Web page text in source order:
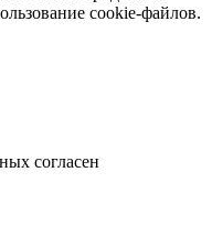
cookie-файлов.
согласен